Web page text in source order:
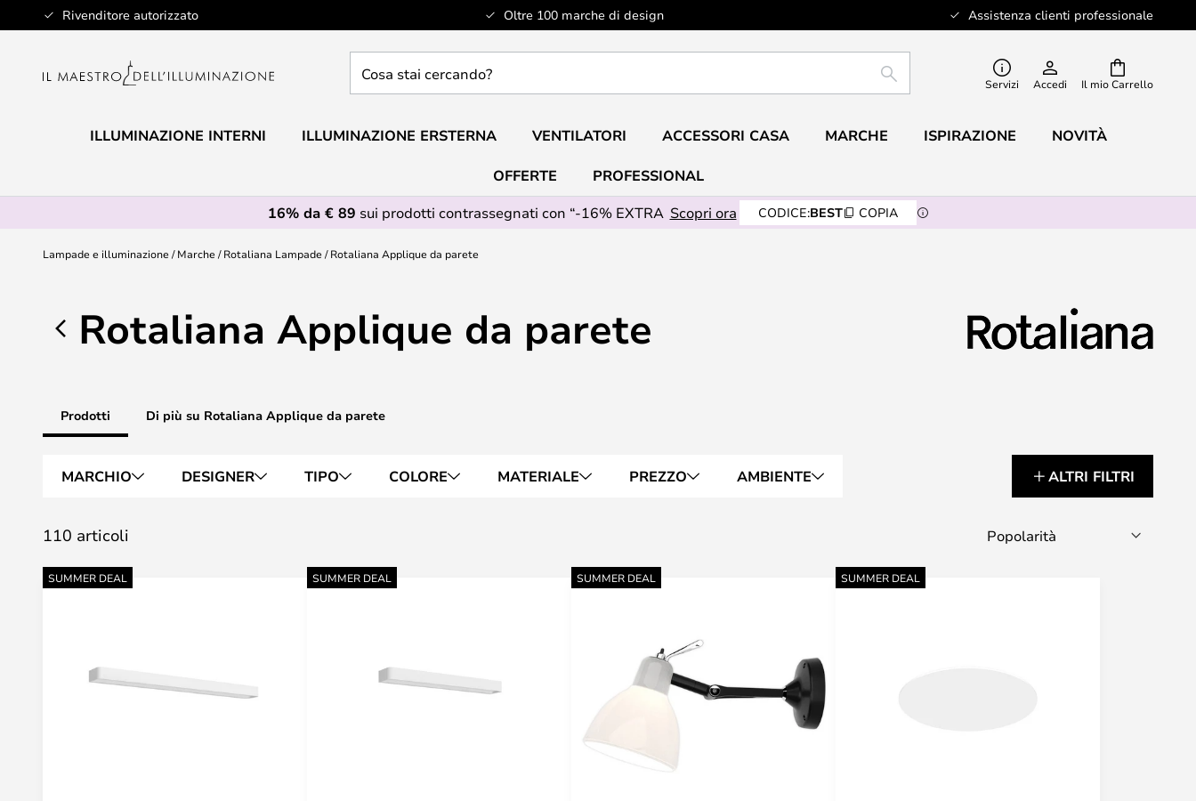
Rivenditore autorizzato Oltre 100 marche di design Assistenza clienti professionale
Salta
al
Il mio Carrello
stai
RICERCA Servizi Accedi
ILLUMINAZIONE INTERNI ILLUMINAZIONE ERSTERNA VENTILATORI ACCESSORI CASA MARCHE ISPIRAZIONE NOVITÀ
OFFERTE
PROFESSIONAL
16% da € 89 sui prodotti contrassegnati con “-16% EXTRA Scopri ora CODICE:BEST COPIA
Lampade e illuminazione Marche Rotaliana Lampade Rotaliana Applique da parete
Rotaliana Applique da parete
Prodotti Di più su Rotaliana Applique da parete
MARCHIO DESIGNER TIPO COLORE MATERIALE PREZZO AMBIENTE ALTRI FILTRI
110 articoli
SUMMER DEAL SUMMER DEAL SUMMER DEAL SUMMER DEAL